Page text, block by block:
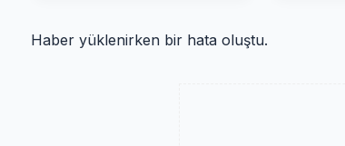
Haber yüklenirken bir hata oluştu.